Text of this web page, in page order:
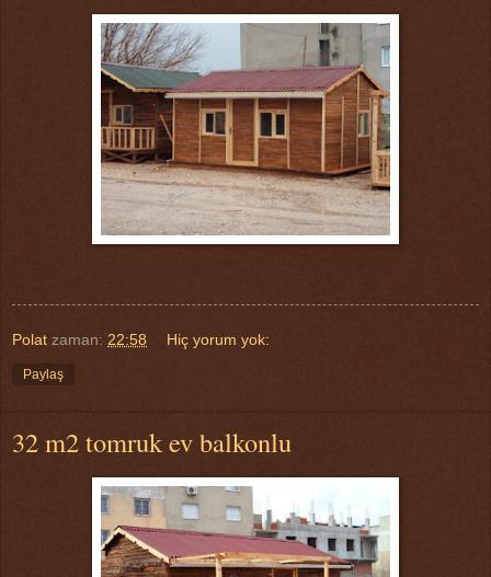
Polat zaman: 22:58 Hiç yorum yok:
Paylaş
32 m2 tomruk ev balkonlu